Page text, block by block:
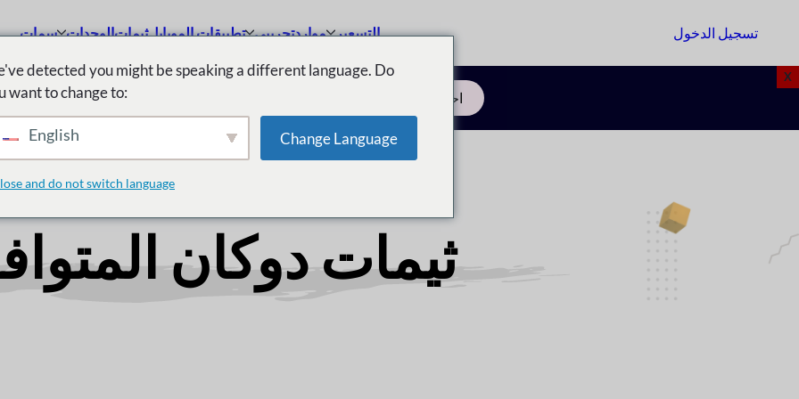
سمات الوحداتثيماتتطبيقات الموبايل تجريبيموارد التسعير تسجيل الدخول
هل أنت مستعد لاتخاذ الخطوة التالية؟ دع خبراءنا
احجز استشارة مجانية
X
ثيمات دوكان
detected you might be speaking a different language. Do
want to change to:
English Change Language
and do not switch language